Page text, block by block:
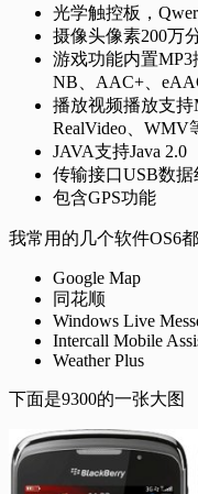
光学触控板，
摄像头像素200万
游戏功能内置
NB、AAC+、
播放视频播放支持
RealVideo、WMV
JAVA支持Java 2.0
传输接口USB数
包含GPS功能
我常用的几个软件OS6
Google Map
同花顺
Windows Live
Intercall Mobile
Weather Plus
下面是9300的一张大图